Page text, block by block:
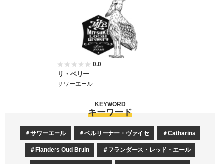
0.0
リ・ベリー
サワーエール
キーワード
KEYWORD
サワーエール ベルリーナー・ヴァイセ Catharina
Flanders Oud Bruin フランダース・レッド・エール